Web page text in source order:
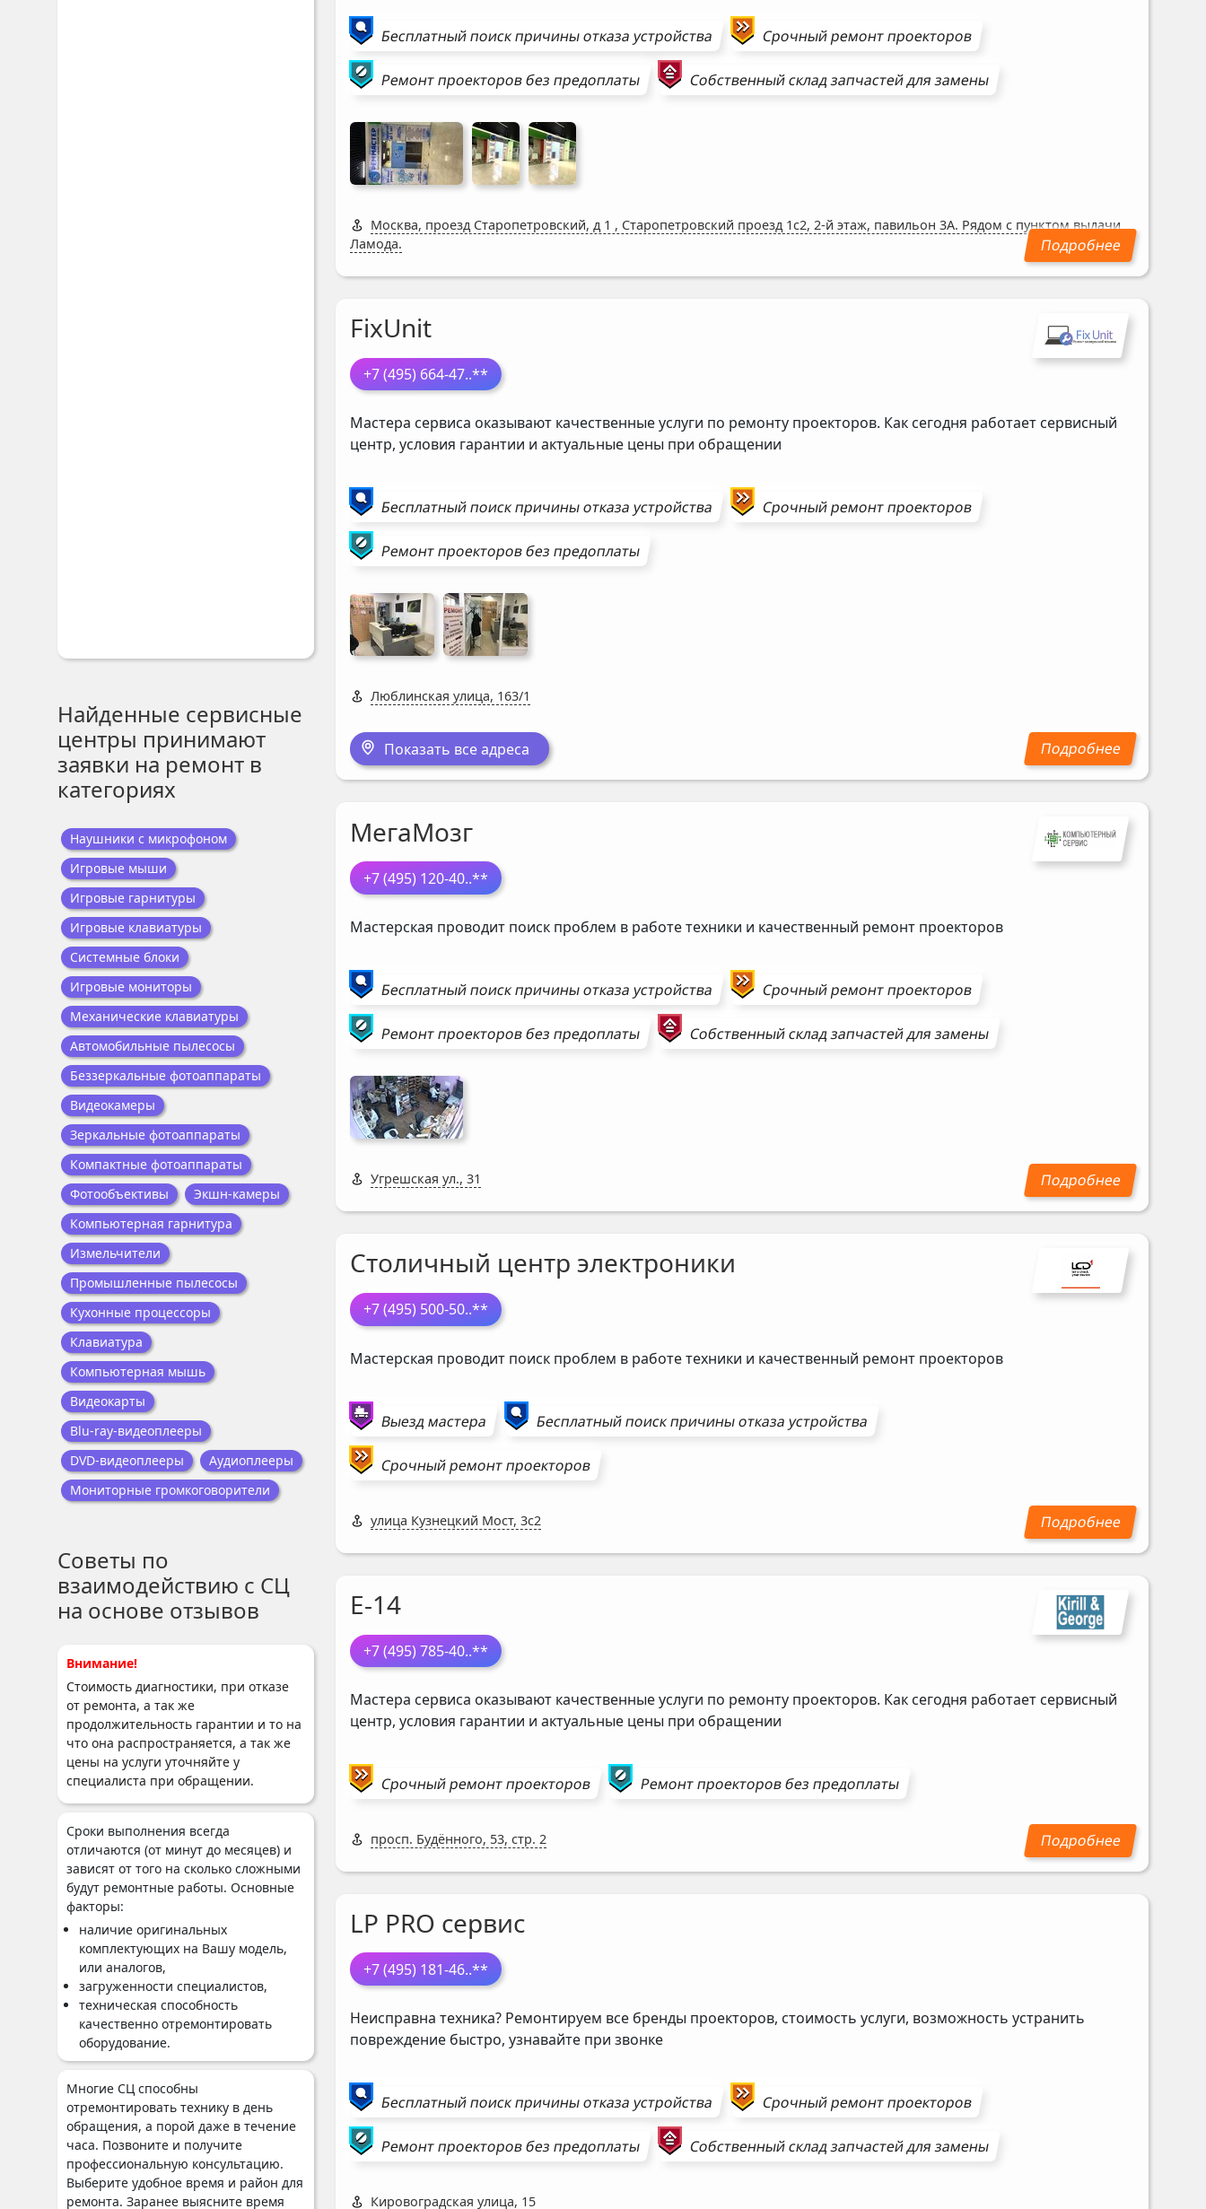
Найденные сервисные
центры принимают
заявки на ремонт в
категориях
Наушники с микрофоном
Игровые мыши
Игровые гарнитуры
Игровые клавиатуры
Системные блоки
Игровые мониторы
Механические клавиатуры
Автомобильные пылесосы
Беззеркальные фотоаппараты
Видеокамеры
Зеркальные фотоаппараты
Компактные фотоаппараты
Фотообъективы
Экшн-камеры
Компьютерная гарнитура
Измельчители
Промышленные пылесосы
Кухонные процессоры
Клавиатура
Компьютерная мышь
Видеокарты
Blu-ray-видеоплееры
DVD-видеоплееры
Аудиоплееры
Мониторные громкоговорители
Советы по
взаимодействию с СЦ
на основе отзывов
Внимание!
Стоимость диагностики, при отказе
от ремонта, а так же
продолжительность гарантии и то на
что она распространяется, а так же
цены на услуги уточняйте у
специалиста при обращении.
Сроки выполнения всегда
отличаются (от минут до месяцев) и
зависят от того на сколько сложными
будут ремонтные работы. Основные
факторы:
наличие оригинальных
комплектующих на Вашу модель,
или аналогов,
загруженности специалистов,
техническая способность
качественно отремонтировать
оборудование.
Многие СЦ способны
отремонтировать технику в день
обращения, а порой даже в течение
часа. Позвоните и получите
профессиональную консультацию.
Выберите удобное время и район для
ремонта. Заранее выясните время
Бесплатный поиск причины отказа устройства Срочный ремонтпроекторов
Ремонтпроекторовбез предоплаты Собственный склад запчастей для замены
Москва, проезд Старопетровский, д 1 , Старопетровский проезд 1с2, 2-й этаж, павильон 3А. Рядом с пунктом выдачи
Ламода.
FixUnit
+7 (495) 664-47..**
Мастера сервиса оказывают качественные услуги по ремонту проекторов. Как сегодня работает сервисный
центр, условия гарантии и актуальные цены при обращении
Бесплатный поиск причины отказа устройства Срочный ремонтпроекторов
Ремонтпроекторовбез предоплаты
Люблинская улица, 163/1
Показать все адреса
МегаМозг
+7 (495) 120-40..**
Мастерская проводит поиск проблем в работе техники и качественный ремонт проекторов
Бесплатный поиск причины отказа устройства Срочный ремонтпроекторов
Ремонтпроекторовбез предоплаты Собственный склад запчастей для замены
Угрешская ул., 31
Столичный центр электроники
+7 (495) 500-50..**
Мастерская проводит поиск проблем в работе техники и качественный ремонт проекторов
Выезд мастера Бесплатный поиск причины отказа устройства
Срочный ремонтпроекторов
улица Кузнецкий Мост, 3с2
Е-14
+7 (495) 785-40..**
Мастера сервиса оказывают качественные услуги по ремонту проекторов. Как сегодня работает сервисный
центр, условия гарантии и актуальные цены при обращении
Срочный ремонтпроекторов Ремонтпроекторовбез предоплаты
просп. Будённого, 53, стр. 2
LP PRO сервис
+7 (495) 181-46..**
Неисправна техника? Ремонтируем все бренды проекторов, стоимость услуги, возможность устранить
повреждение быстро, узнавайте при звонке
Бесплатный поиск причины отказа устройства Срочный ремонтпроекторов
Ремонтпроекторовбез предоплаты Собственный склад запчастей для замены
Кировоградская улица, 15